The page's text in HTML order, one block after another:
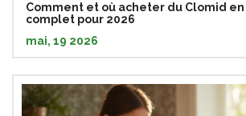
Comment et où acheter du Clomid
complet pour 2026
mai, 19 2026